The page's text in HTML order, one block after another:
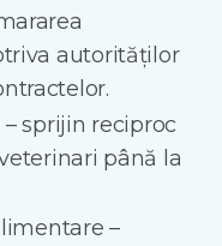
autorităților
sprijin reciproc
până la
–